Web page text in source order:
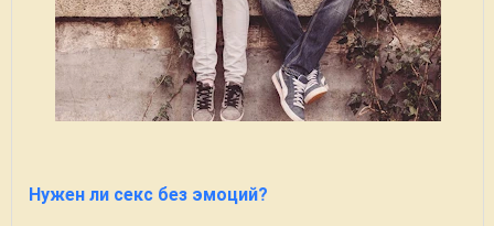
Нужен ли секс без эмоций?